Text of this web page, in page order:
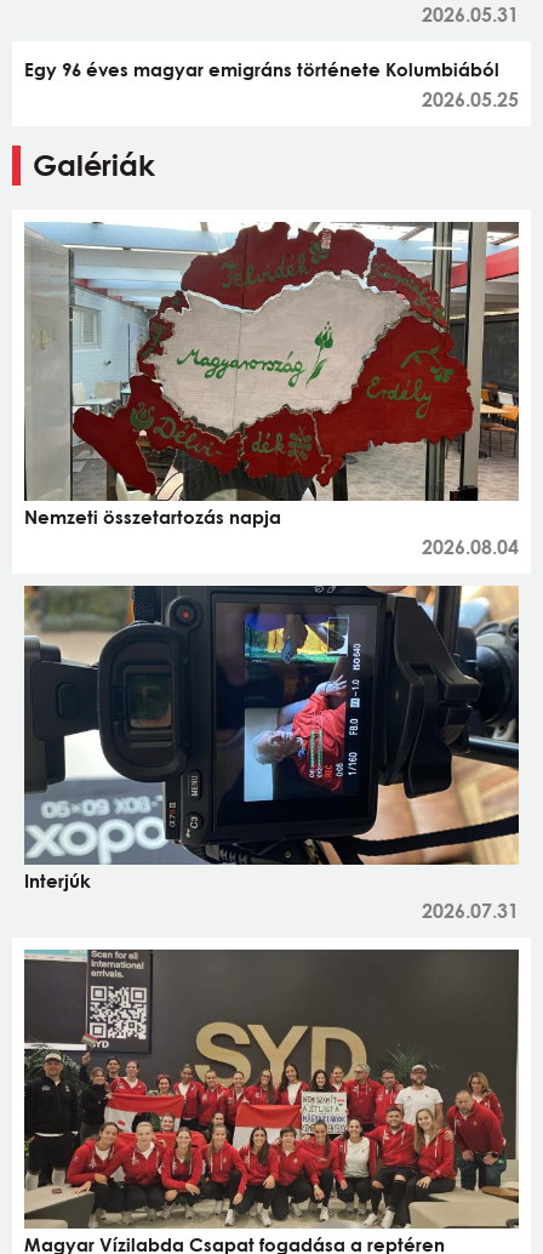
2026.05.31
Egy 96 éves magyar emigráns története Kolumbiából
2026.05.25
Galériák
Nemzeti összetartozás napja
2026.08.04
Interjúk
2026.07.31
Magyar Vízilabda Csapat fogadása a reptéren